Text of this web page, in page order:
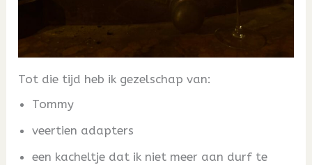
Tot die tijd heb ik gezelschap van:
Tommy
veertien adapters
een kacheltje dat ik niet meer aan durf te